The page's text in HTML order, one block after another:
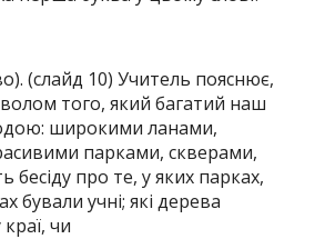
(слайд 10) Учитель пояснює,
того, який багатий наш
широкими ланами,
парками, скверами,
бесіду про те, у яких парках,
бували учні; які дерева
чи